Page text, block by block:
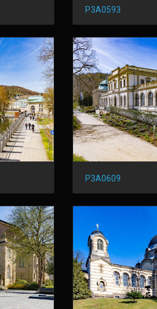
P3A0593
P3A0609